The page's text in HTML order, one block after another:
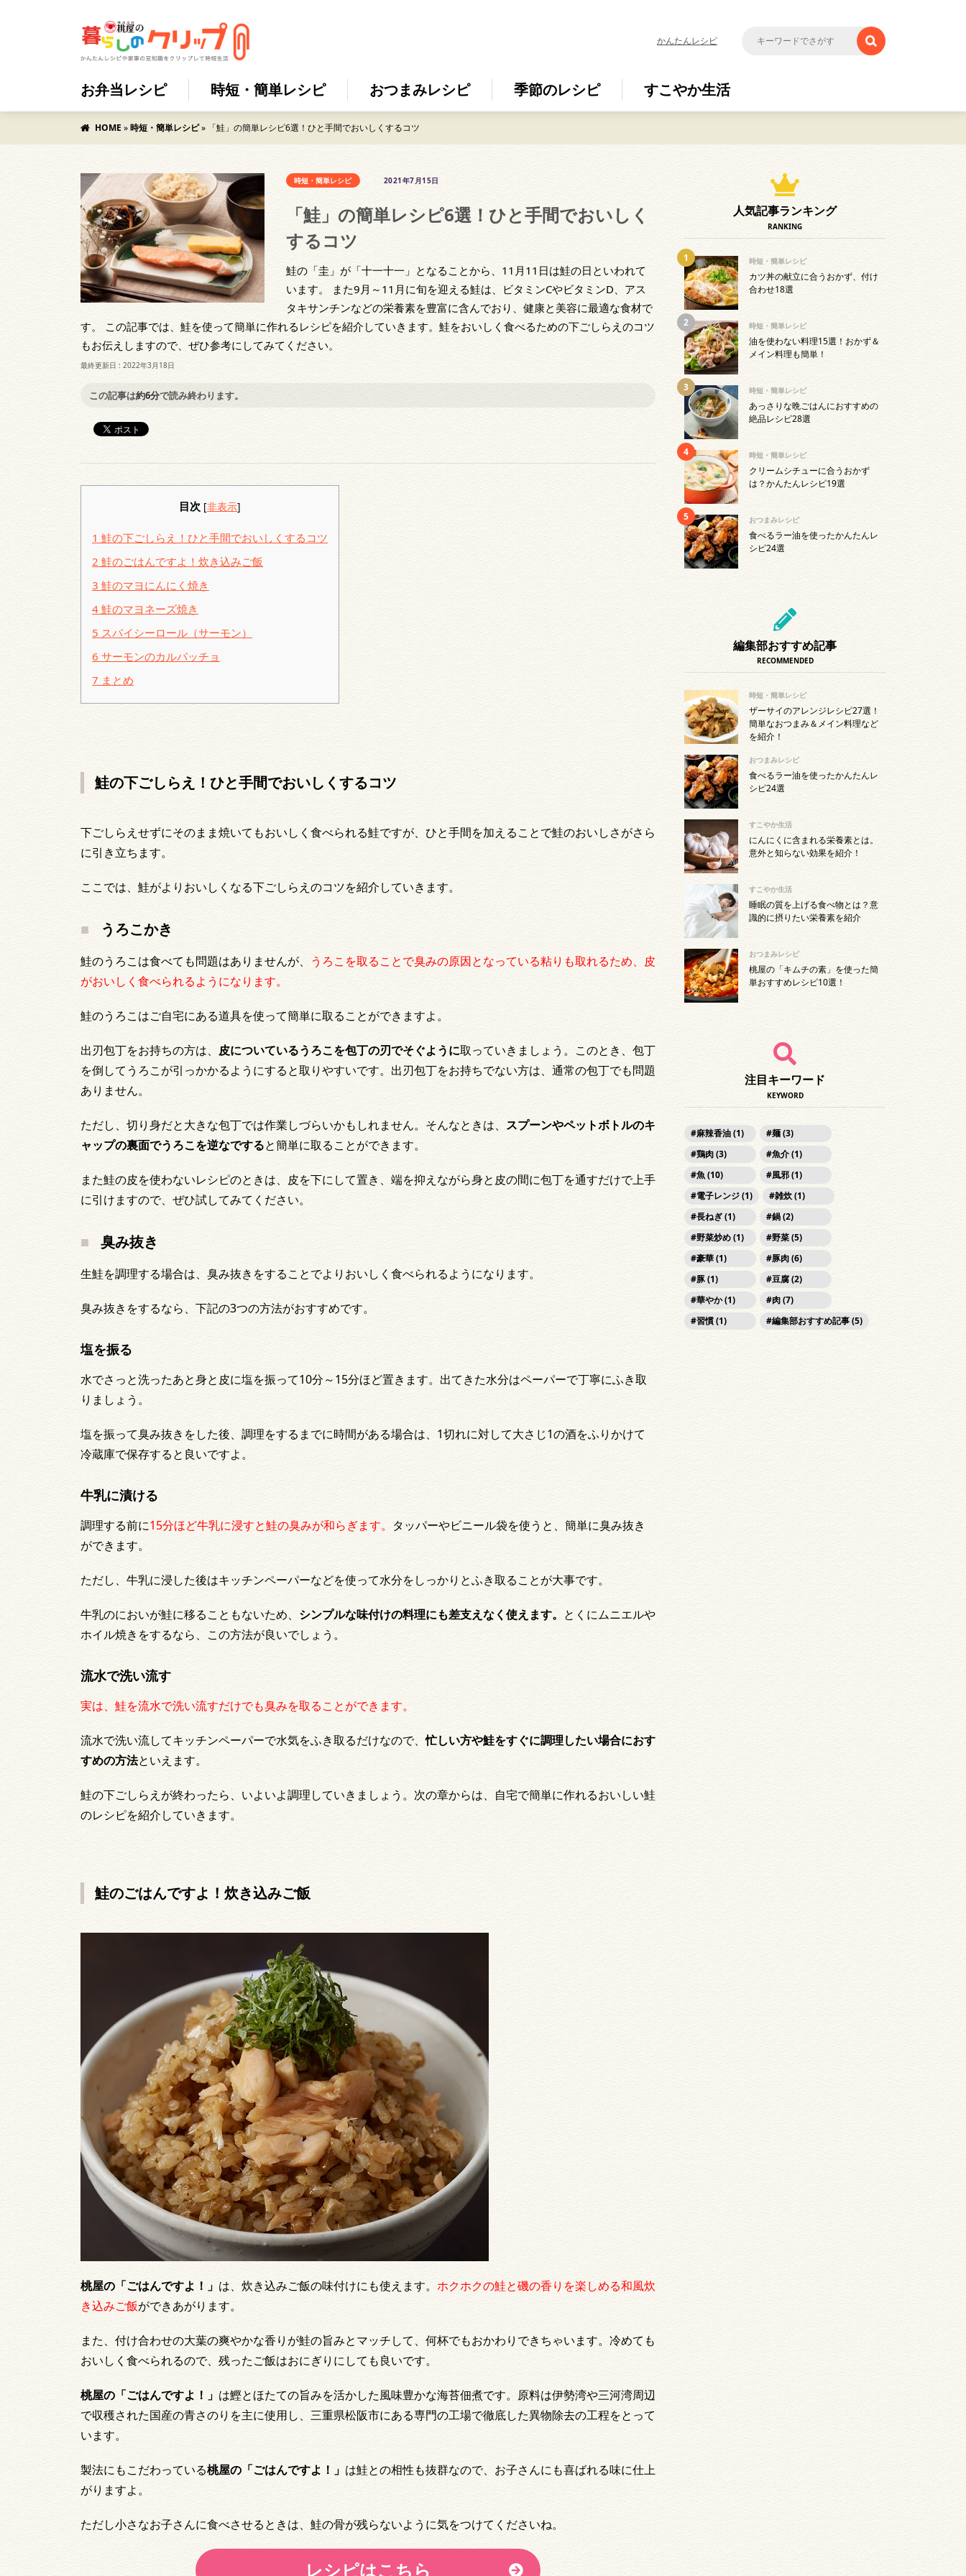
かんたんレシピ
お弁当レシピ 時短・簡単レシピ おつまみレシピ 季節のレシピ すこやか生活
HOME »時短・簡単レシピ» 「鮭」の簡単レシピ6選！ひと手間でおいしくするコツ
時短・簡単レシピ 2021年7月15日
「鮭」の簡単レシピ6選！ひと手間でおいしく
するコツ
鮭の「圭」が「十一十一」となることから、11月11日は鮭の日といわれて
います。 また9月～11月に旬を迎える鮭は、ビタミンCやビタミンD、アス
タキサンチンなどの栄養素を豊富に含んでおり、健康と美容に最適な食材で
す。 この記事では、鮭を使って簡単に作れるレシピを紹介していきます。鮭をおいしく食べるための下ごしらえのコツ
もお伝えしますので、ぜひ参考にしてみてください。
最終更新日 : 2022年3月18日
この記事は約6分で読み終わります。
目次 [非表示]
1 鮭の下ごしらえ！ひと手間でおいしくするコツ
2 鮭のごはんですよ！炊き込みご飯
3 鮭のマヨにんにく焼き
4 鮭のマヨネーズ焼き
5 スパイシーロール（サーモン）
6 サーモンのカルパッチョ
7 まとめ
鮭の下ごしらえ！ひと手間でおいしくするコツ
下ごしらえせずにそのまま焼いてもおいしく食べられる鮭ですが、ひと手間を加えることで鮭のおいしさがさら
に引き立ちます。
ここでは、鮭がよりおいしくなる下ごしらえのコツを紹介していきます。
うろこかき
鮭のうろこは食べても問題はありませんが、
うろこを取ることで臭みの原因となっている粘りも取れるため、皮
がおいしく食べられるようになります。
鮭のうろこはご自宅にある道具を使って簡単に取ることができますよ。
出刃包丁をお持ちの方は、 皮についているうろこを包丁の刃でそぐように取っていきましょう。このとき、包丁
を倒してうろこが引っかかるようにすると取りやすいです。出刃包丁をお持ちでない方は、通常の包丁でも問題
ありません。
ただし、切り身だと大きな包丁では作業しづらいかもしれません。そんなときは、 スプーンやペットボトルのキ
ャップの裏面でうろこを逆なですると簡単に取ることができます。
また鮭の皮を使わないレシピのときは、皮を下にして置き、端を抑えながら身と皮の間に包丁を通すだけで上手
に引けますので、ぜひ試してみてください。
臭み抜き
生鮭を調理する場合は、臭み抜きをすることでよりおいしく食べられるようになります。
臭み抜きをするなら、下記の3つの方法がおすすめです。
塩を振る
水でさっと洗ったあと身と皮に塩を振って10分～15分ほど置きます。出てきた水分はペーパーで丁寧にふき取
りましょう。
塩を振って臭み抜きをした後、調理をするまでに時間がある場合は、1切れに対して大さじ1の酒をふりかけて
冷蔵庫で保存すると良いですよ。
牛乳に漬ける
調理する前に15分ほど牛乳に浸すと鮭の臭みが和らぎます。 タッパーやビニール袋を使うと、簡単に臭み抜き
ができます。
ただし、牛乳に浸した後はキッチンペーパーなどを使って水分をしっかりとふき取ることが大事です。
牛乳のにおいが鮭に移ることもないため、 シンプルな味付けの料理にも差支えなく使えます。 とくにムニエルや
ホイル焼きをするなら、この方法が良いでしょう。
流水で洗い流す
実は、鮭を流水で洗い流すだけでも臭みを取ることができます。
流水で洗い流してキッチンペーパーで水気をふき取るだけなので、忙しい方や鮭をすぐに調理したい場合におす
すめの方法といえます。
鮭の下ごしらえが終わったら、いよいよ調理していきましょう。次の章からは、自宅で簡単に作れるおいしい鮭
のレシピを紹介していきます。
鮭のごはんですよ！炊き込みご飯
桃屋の「ごはんですよ！」 は、炊き込みご飯の味付けにも使えます。 ホクホクの鮭と磯の香りを楽しめる和風炊
き込みご飯ができあがります。
また、付け合わせの大葉の爽やかな香りが鮭の旨みとマッチして、何杯でもおかわりできちゃいます。冷めても
おいしく食べられるので、残ったご飯はおにぎりにしても良いです。
桃屋の「ごはんですよ！」 は鰹とほたての旨みを活かした風味豊かな海苔佃煮です。原料は伊勢湾や三河湾周辺
で収穫された国産の青さのりを主に使用し、三重県松阪市にある専門の工場で徹底した異物除去の工程をとって
います。
製法にもこだわっている桃屋の「ごはんですよ！」 は鮭との相性も抜群なので、お子さんにも喜ばれる味に仕上
がりますよ。
ただし小さなお子さんに食べさせるときは、鮭の骨が残らないように気をつけてくださいね。
レシピはこちら
人気記事ランキング
RANKING
時短・簡単レシピ
カツ丼の献立に合うおかず、付け
合わせ18選
時短・簡単レシピ
油を使わない料理15選！おかず＆
メイン料理も簡単！
時短・簡単レシピ
あっさりな晩ごはんにおすすめの
絶品レシピ28選
時短・簡単レシピ
クリームシチューに合うおかず
は？かんたんレシピ19選
おつまみレシピ
食べるラー油を使ったかんたんレ
シピ24選
編集部おすすめ記事
RECOMMENDED
時短・簡単レシピ
ザーサイのアレンジレシピ27選！
簡単なおつまみ＆メイン料理など
を紹介！
おつまみレシピ
食べるラー油を使ったかんたんレ
シピ24選
すこやか生活
にんにくに含まれる栄養素とは。
意外と知らない効果を紹介！
すこやか生活
睡眠の質を上げる食べ物とは？意
識的に摂りたい栄養素を紹介
おつまみレシピ
桃屋の「キムチの素」を使った簡
単おすすめレシピ10選！
注目キーワード
KEYWORD
麻辣香油 (1)
麺 (3)
鶏肉 (3)
魚介 (1)
魚 (10)
風邪 (1)
電子レンジ (1)
雑炊 (1)
長ねぎ (1)
鍋 (2)
野菜炒め (1)
野菜 (5)
豪華 (1)
豚肉 (6)
豚 (1)
豆腐 (2)
華やか (1)
肉 (7)
習慣 (1)
編集部おすすめ記事 (5)